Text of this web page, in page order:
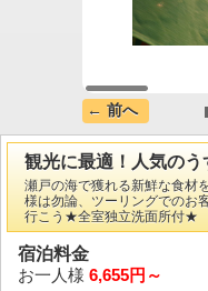
← 前へ
観光に最適！人気の
瀬戸の海で獲れる新鮮な食材
様は勿論、ツーリングでのお
行こう★全室独立洗面所付★
宿泊料金
お一人様 6,655円～